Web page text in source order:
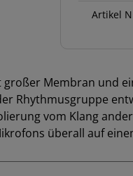
Artikel
Membran und
Rhythmusgruppe
vom Klang
überall auf